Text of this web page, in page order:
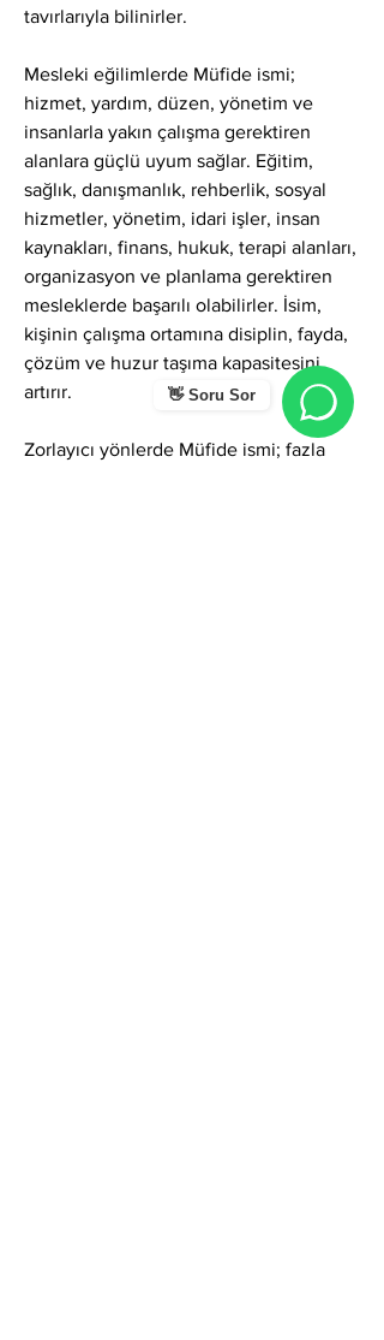
👋 Soru Sor
tavırlarıyla bilinirler.
Mesleki eğilimlerde Müfide ismi;
hizmet, yardım, düzen, yönetim ve
insanlarla yakın çalışma gerektiren
alanlara güçlü uyum sağlar. Eğitim,
sağlık, danışmanlık, rehberlik, sosyal
hizmetler, yönetim, idari işler, insan
kaynakları, finans, hukuk, terapi alanları,
organizasyon ve planlama gerektiren
mesleklerde başarılı olabilirler. İsim,
kişinin çalışma ortamına disiplin, fayda,
çözüm ve huzur taşıma kapasitesini
artırır.
Zorlayıcı yönlerde Müfide ismi; fazla